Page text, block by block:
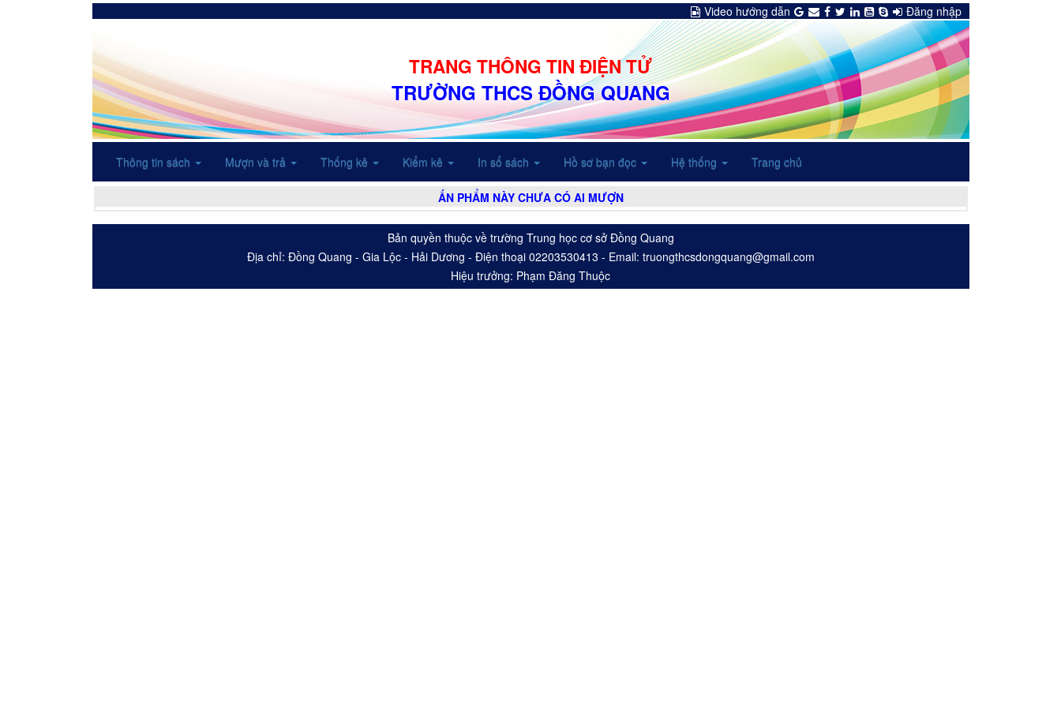
Video hướng dẫn Đăng nhập
TRANG THÔNG TIN ĐIỆN TỬ
TRƯỜNG THCS ĐỒNG QUANG
Thông tin sách Mượn và trả Thống kê Kiểm kê In sổ sách Hồ sơ bạn đọc Hệ thống Trang chủ
ẤN PHẨM NÀY CHƯA CÓ AI MƯỢN
Bản quyền thuộc về trường Trung học cơ sở Đồng Quang
Địa chỉ: Đồng Quang - Gia Lộc - Hải Dương - Điện thoại 02203530413 - Email: truongthcsdongquang@gmail.com
Hiệu trưởng: Phạm Đăng Thuộc